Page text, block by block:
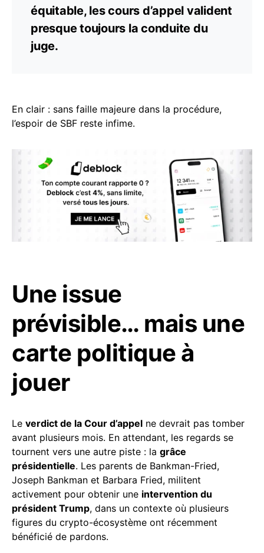
équitable, les cours d’appel valident
presque toujours la conduite du
juge.
En clair : sans faille majeure dans la procédure,
l’espoir de SBF reste infime.
Une issue
prévisible… mais une
carte politique à
jouer
Le verdict de la Cour d’appel ne devrait pas tomber
avant plusieurs mois. En attendant, les regards se
tournent vers une autre piste : la grâce
présidentielle. Les parents de Bankman-Fried,
Joseph Bankman et Barbara Fried, militent
activement pour obtenir une intervention du
président Trump, dans un contexte où plusieurs
figures du crypto-écosystème ont récemment
bénéficié de pardons.